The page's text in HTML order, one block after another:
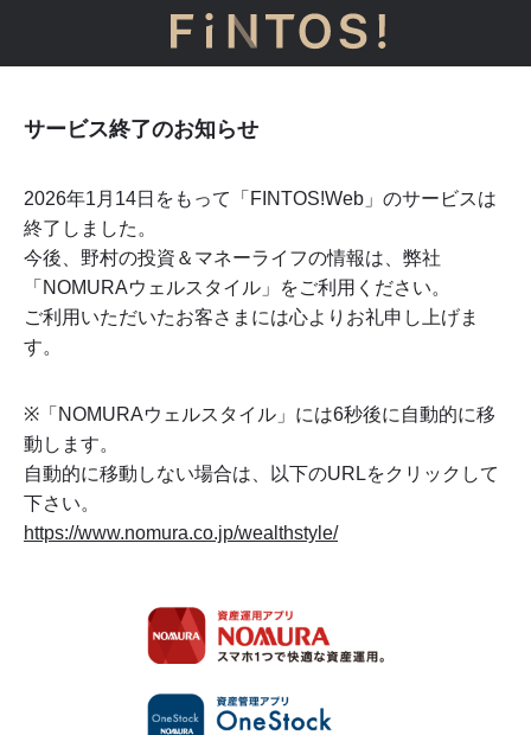
サービス終了のお知らせ
2026年1月14日をもって「FINTOS!Web」のサービスは
終了しました。
今後、野村の投資＆マネーライフの情報は、弊社
「NOMURAウェルスタイル」をご利用ください。
ご利用いただいたお客さまには心よりお礼申し上げま
す。
※「NOMURAウェルスタイル」には6秒後に自動的に移
動します。
自動的に移動しない場合は、以下のURLをクリックして
下さい。
https://www.nomura.co.jp/wealthstyle/